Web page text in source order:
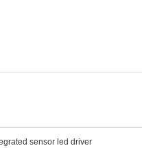
sensor led driver